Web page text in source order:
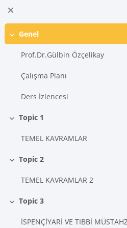
Ana içeriğe git
Daralt
Genel
Prof.Dr.Gülbin Özçelikay
Çalışma Planı
Ders İzlencesi
Daralt
Topic 1
TEMEL KAVRAMLAR
Daralt
Topic 2
TEMEL KAVRAMLAR 2
Daralt
Topic 3